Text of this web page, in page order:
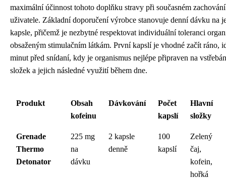
maximální účinnost tohoto doplňku stravy při současném
uživatele. Základní doporučení výrobce stanovuje denní dávku na
kapsle, přičemž je nezbytné respektovat individuální toleranci
obsaženým stimulačním látkám. První kapslí je vhodné začít ráno,
minut před snídaní, kdy je organismus nejlépe připraven na
složek a jejich následné využití během dne.
Produkt
Obsah
kofeinu
Dávkování
Počet
kapslí
Hlavní
složky
Grenade
Thermo
Detonator
225 mg
na
dávku
2 kapsle
denně
100
kapslí
Zelený
čaj,
kofein,
hořká